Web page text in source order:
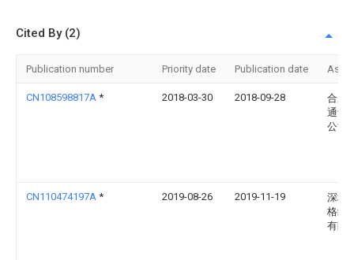
Cited By (2)
Publication number Priority date Publication date
CN108598817A * 2018-03-30 2018-09-28
合肥
通讯
公司
CN110474197A * 2019-08-26 2019-11-19
深圳
格纳
有限